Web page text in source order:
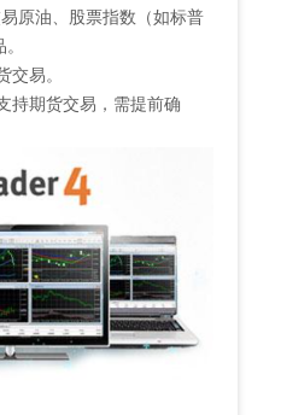
原油、股票指数（如标普
易‌。
持期货交易，需提前确